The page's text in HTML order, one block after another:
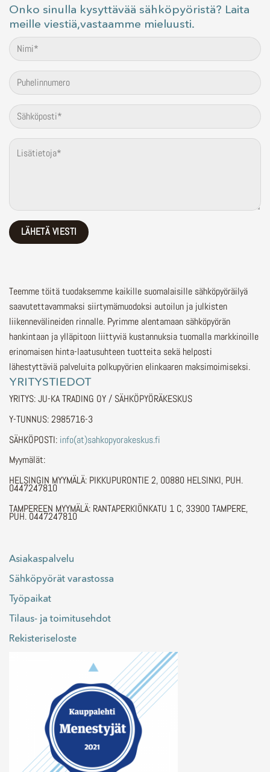
Onko sinulla kysyttävää sähköpyöristä? Laita
meille viestiä,vastaamme mieluusti.
Teemme töitä tuodaksemme kaikille suomalaisille sähköpyöräilyä
saavutettavammaksi siirtymämuodoksi autoilun ja julkisten
liikennevälineiden rinnalle. Pyrimme alentamaan sähköpyörän
hankintaan ja ylläpitoon liittyviä kustannuksia tuomalla markkinoille
erinomaisen hinta-laatusuhteen tuotteita sekä helposti
lähestyttäviä palveluita polkupyörien elinkaaren maksimoimiseksi.
YRITYSTIEDOT
YRITYS: JU-KA TRADING OY / SÄHKÖPYÖRÄKESKUS
Y-TUNNUS: 2985716-3
SÄHKÖPOSTI: info(at)sahkopyorakeskus.fi
Myymälät:
HELSINGIN MYYMÄLÄ: PIKKUPURONTIE 2, 00880 HELSINKI, PUH.
0447247810
TAMPEREEN MYYMÄLÄ: RANTAPERKIÖNKATU 1 C, 33900 TAMPERE,
PUH. 0447247810
Asiakaspalvelu
Sähköpyörät varastossa
Työpaikat
Tilaus- ja toimitusehdot
Rekisteriseloste